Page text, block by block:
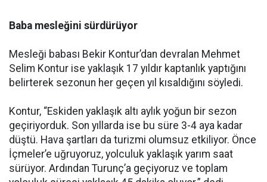
Baba mesleğini sürdürüyor
Mesleği babası Bekir Kontur’dan devralan Mehmet
Selim Kontur ise yaklaşık 17 yıldır kaptanlık yaptığını
belirterek sezonun her geçen yıl kısaldığını söyledi.
Kontur, “Eskiden yaklaşık altı aylık yoğun bir sezon
geçiriyorduk. Son yıllarda ise bu süre 3-4 aya kadar
düştü. Hava şartları da turizmi olumsuz etkiliyor. Önce
İçmeler’e uğruyoruz, yolculuk yaklaşık yarım saat
sürüyor. Ardından Turunç’a geçiyoruz ve toplam